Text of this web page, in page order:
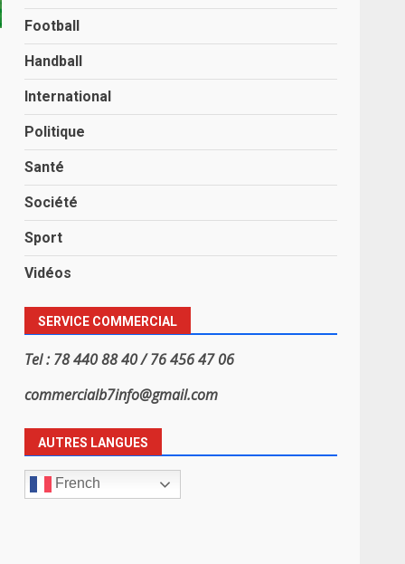
Football
Handball
International
Politique
Santé
Société
Sport
Vidéos
SERVICE COMMERCIAL
Tel : 78 440 88 40 / 76 456 47 06
commercialb7info@gmail.com
AUTRES LANGUES
French